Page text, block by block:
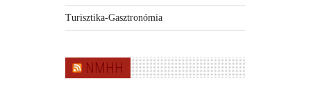
Turisztika-Gasztronómia
NMHH